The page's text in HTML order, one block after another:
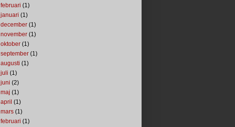
februari (1)
januari (1)
december (1)
november (1)
oktober (1)
september (1)
augusti (1)
juli (1)
juni (2)
maj (1)
april (1)
mars (1)
februari (1)